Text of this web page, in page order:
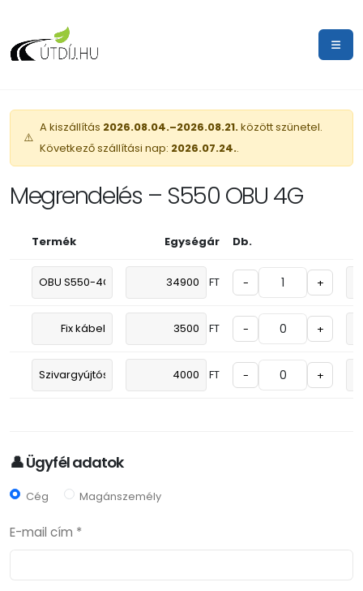
⚠️
A kiszállítás 2026.08.04.–2026.08.21.között szünetel.
Következő szállítási nap: 2026.07.24..
Megrendelés – S550 OBU 4G
Termék Egységár Db.
FT - +
FT - +
FT - +
👤 Ügyfél adatok
Cég Magánszemély
E-mail cím *